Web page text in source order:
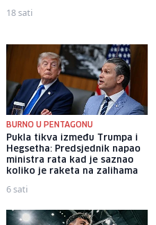
18 sati
BURNO U PENTAGONU
Pukla tikva između Trumpa i
Hegsetha: Predsjednik napao
ministra rata kad je saznao
koliko je raketa na zalihama
6 sati